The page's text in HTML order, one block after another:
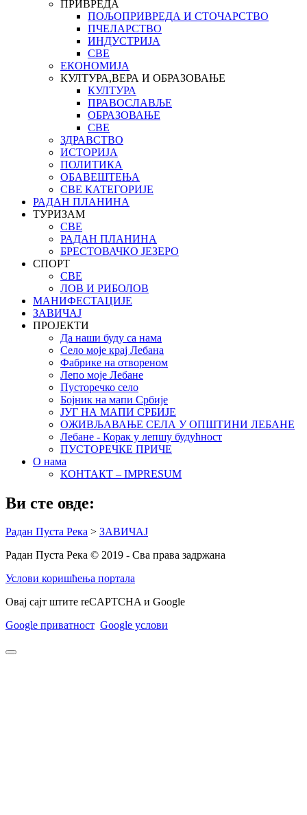
ПРИВРЕДА
ПОЉОПРИВРЕДА И СТОЧАРСТВО
ПЧЕЛАРСТВО
ИНДУСТРИЈА
СВЕ
ЕКОНОМИЈА
КУЛТУРА,ВЕРА И ОБРАЗОВАЊЕ
КУЛТУРА
ПРАВОСЛАВЉЕ
ОБРАЗОВАЊЕ
СВЕ
ЗДРАВСТВО
ИСТОРИЈА
ПОЛИТИКА
ОБАВЕШТЕЊА
СВЕ КАТЕГОРИЈЕ
РАДАН ПЛАНИНА
ТУРИЗАМ
СВЕ
РАДАН ПЛАНИНА
БРЕСТОВАЧКО ЈЕЗЕРО
СПОРТ
СВЕ
ЛОВ И РИБОЛОВ
МАНИФЕСТАЦИЈЕ
ЗАВИЧАЈ
ПРОЈЕКТИ
Да наши буду са нама
Село моје крај Лебана
Фабрике на отвореном
Лепо моје Лебане
Пусторечко село
Бојник на мапи Србије
ЈУГ НА МАПИ СРБИЈЕ
ОЖИВЉАВАЊЕ СЕЛА У ОПШТИНИ ЛЕБАНЕ
Лебане - Корак у лепшу будућност
ПУСТОРЕЧКЕ ПРИЧЕ
О нама
КОНТАКТ – IMPRESUM
Ви сте овде:
Радан Пуста Река > ЗАВИЧАЈ
Радан Пуста Река © 2019 - Сва права задржана
Услови коришћења портала
Овај сајт штите reCAPTCHA и Google
Google приватност Google услови